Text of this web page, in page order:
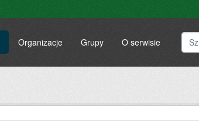
Organizacje Grupy O serwisie